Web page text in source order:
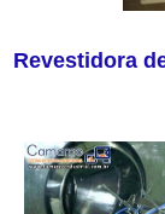
Revestidora